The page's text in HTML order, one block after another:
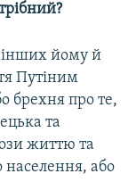
йому й
Путіним
брехня про те,
та
життю та
населення, або